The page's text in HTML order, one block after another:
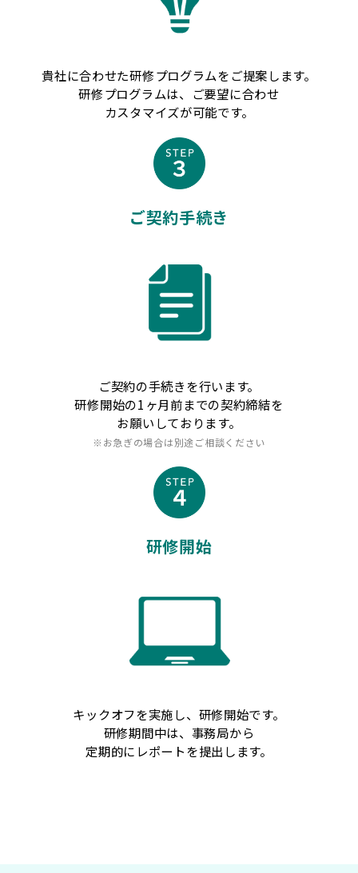
貴社に合わせた研修プログラムをご提案します。
研修プログラムは、ご要望に合わせ
カスタマイズが可能です。
ご契約手続き
ご契約の手続きを行います。
研修開始の1ヶ月前までの契約締結を
お願いしております。
※お急ぎの場合は別途ご相談ください
研修開始
キックオフを実施し、研修開始です。
研修期間中は、事務局から
定期的にレポートを提出します。